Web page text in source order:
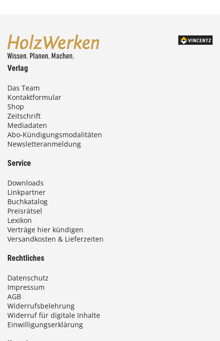
Verlag
Das Team
Kontaktformular
Shop
Zeitschrift
Mediadaten
Abo-Kündigungsmodalitäten
Newsletteranmeldung
Service
Downloads
Linkpartner
Buchkatalog
Preisrätsel
Lexikon
Verträge hier kündigen
Versandkosten & Lieferzeiten
Rechtliches
Datenschutz
Impressum
AGB
Widerrufsbelehrung
Widerruf für digitale Inhalte
Einwilligungserklärung